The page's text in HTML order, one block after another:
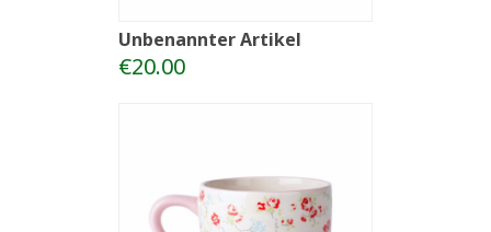
Unbenannter Artikel
€20.00